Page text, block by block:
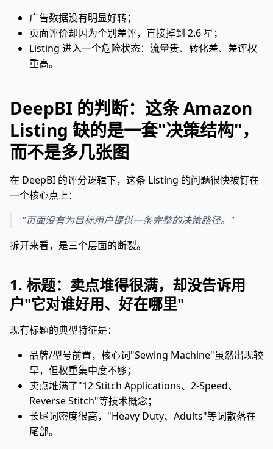
广告数据没有明显好转；
页面评价却因为个别差评，直接掉到 2.6 星；
Listing 进入一个危险状态：流量贵、转化差、差评权
重高。
DeepBI 的判断：这条 Amazon
Listing 缺的是一套"决策结构"，
而不是多几张图
在 DeepBI 的评分逻辑下，这条 Listing 的问题很快被钉在
一个核心点上：
"页面没有为目标用户提供一条完整的决策路径。"
拆开来看，是三个层面的断裂。
1. 标题：卖点堆得很满，却没告诉用
户"它对谁好用、好在哪里"
现有标题的典型特征是：
品牌/型号前置，核心词"Sewing Machine"虽然出现较
早，但权重集中度不够；
卖点堆满了"12 Stitch Applications、2-Speed、
Reverse Stitch"等技术概念；
长尾词密度很高，"Heavy Duty、Adults"等词散落在
尾部。